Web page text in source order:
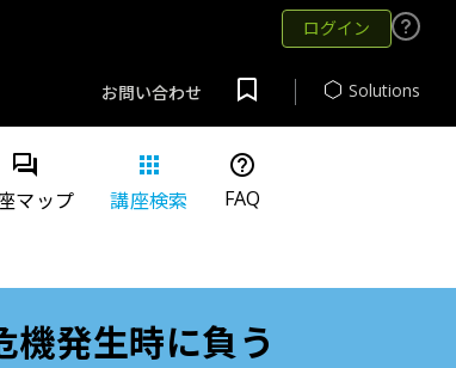
ログイン
お問い合わせ Solutions
question_answer
マップ
apps
講座検索
help_outline
FAQ
機発生時に負う